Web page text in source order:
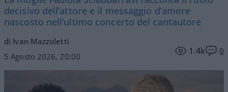
decisivo dell’attore e il messaggio d’amore
nascosto nell’ultimo concerto del cantautore
di Ivan Mazzoletti
5 Agosto 2026, 20:00
1.4k 0